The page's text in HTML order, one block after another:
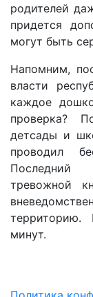
родителей
придется
могут быть
Напомним,
власти
каждое
проверка?
детсады и
проводил
Последний
тревожной
минут.